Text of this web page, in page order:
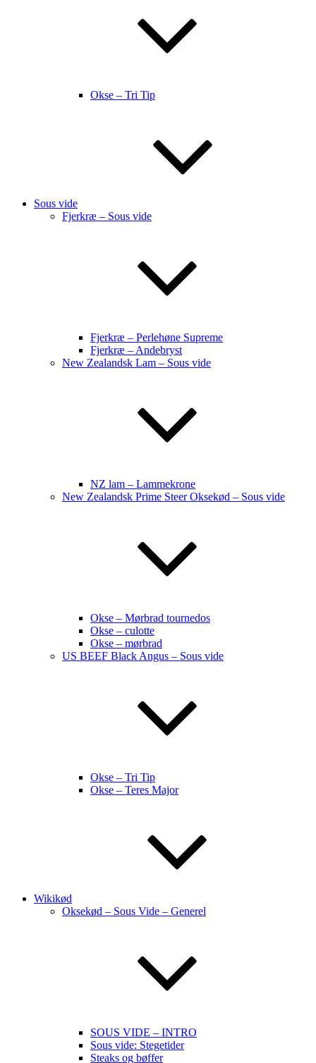
Okse – Tri Tip
Sous vide
Fjerkræ – Sous vide
Fjerkræ – Perlehøne Supreme
Fjerkræ – Andebryst
New Zealandsk Lam – Sous vide
NZ lam – Lammekrone
New Zealandsk Prime Steer Oksekød – Sous vide
Okse – Mørbrad tournedos
Okse – culotte
Okse – mørbrad
US BEEF Black Angus – Sous vide
Okse – Tri Tip
Okse – Teres Major
Wikikød
Oksekød – Sous Vide – Generel
SOUS VIDE – INTRO
Sous vide: Stegetider
Steaks og bøffer